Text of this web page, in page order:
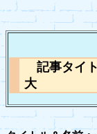
記事タイ
大